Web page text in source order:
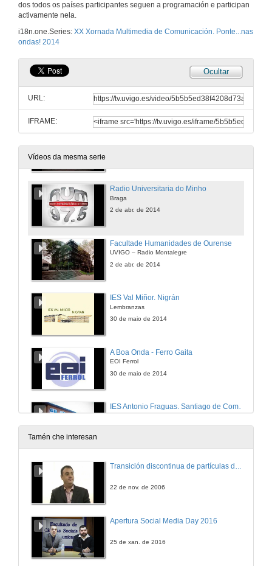
dos todos os países participantes seguen a programación e participan
activamente nela.
i18n.one.Series: XX Xornada Multimedia de Comunicación. Ponte...nas
ondas! 2014
Ocultar
URL:
IFRAME:
Vídeos da mesma serie
Radio Galega desde Estudio central Ponte… nas Ondas! Universidade de Vigo
Facultade Ciencias Educación. Pontevedra
Estudo central Ponte… nas Ondas! Universidade de Vigo
2 de abr. de 2014
UNED de Pontevedra
Radio Universitaria do Minho
Braga
2 de abr. de 2014
Facultade Humanidades de Ourense
UVIGO – Radio Montalegre
2 de abr. de 2014
IES Val Miñor. Nigrán
Lembranzas
30 de maio de 2014
A Boa Onda - Ferro Gaita
EOI Ferrol
30 de maio de 2014
IES Antonio Fraguas. Santiago de Compostela
30 de maio de 2014
Concurso Roda Vocé. Fabio Miguel Barbosa
EOI Ferrol
Tamén che interesan
Transición discontinua de partículas de microgel termosensible
22 de nov. de 2006
Apertura Social Media Day 2016
25 de xan. de 2016